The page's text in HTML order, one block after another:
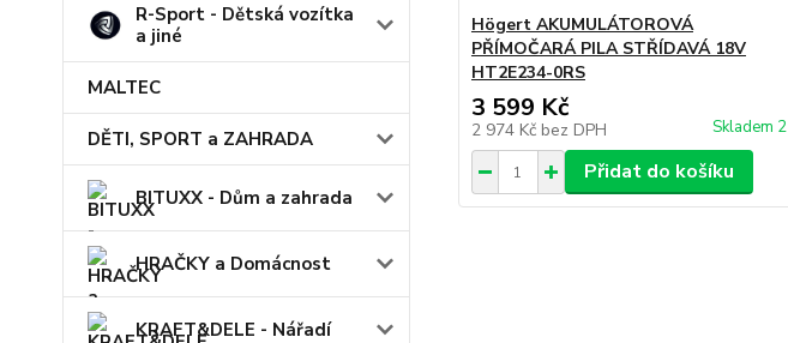
R-Sport - Dětská vozítka
a jiné
MALTEC
DĚTI, SPORT a ZAHRADA
BITUXX - Dům a zahrada
HRAČKY a Domácnost
KRAFT&DELE - Nářadí
Högert AKUMULÁTOROVÁ
PŘÍMOČARÁ PILA STŘÍDAVÁ 18V
HT2E234-0RS
3 599 Kč
2 974 Kč bez DPH Skladem 2
Přidat do košíku